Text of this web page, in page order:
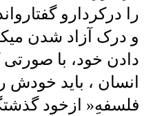
را درکردارو
و درک آزاد شدن
دادن خود، با صورتی
انسان ، باید خودش
فلسفهِ« ازخود